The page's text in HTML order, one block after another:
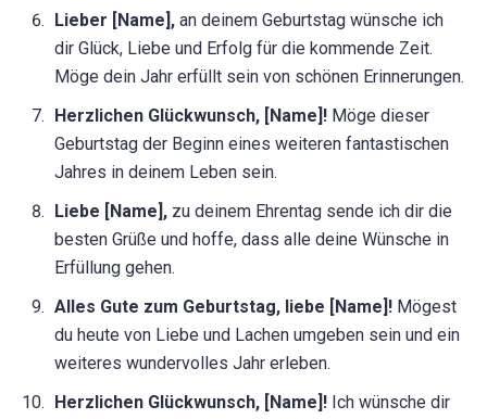
Lieber [Name], an deinem Geburtstag wünsche ich
dir Glück, Liebe und Erfolg für die kommende Zeit.
Möge dein Jahr erfüllt sein von schönen Erinnerungen.
Herzlichen Glückwunsch, [Name]! Möge dieser
Geburtstag der Beginn eines weiteren fantastischen
Jahres in deinem Leben sein.
Liebe [Name], zu deinem Ehrentag sende ich dir die
besten Grüße und hoffe, dass alle deine Wünsche in
Erfüllung gehen.
Alles Gute zum Geburtstag, liebe [Name]! Mögest
du heute von Liebe und Lachen umgeben sein und ein
weiteres wundervolles Jahr erleben.
Herzlichen Glückwunsch, [Name]! Ich wünsche dir